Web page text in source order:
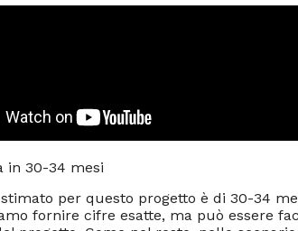
in 30-34 mesi
per questo progetto è di 30-34
fornire cifre esatte, ma può essere